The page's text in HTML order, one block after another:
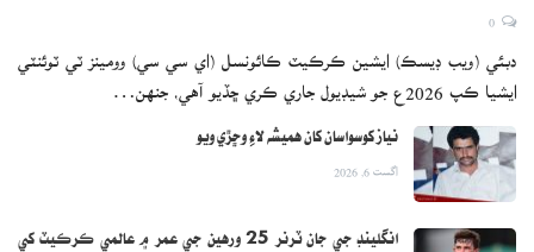
دبئي (ويب ڊيسڪ) ايشين ڪرڪيٽ ڪائونسل (اي سي سي) وومينز ٽي ٽوئنٽي
ايشيا ڪپ 2026ع جو شيڊيول جاري ڪري ڇڏيو آهي، جنهن…
نياز کوسواسان کان هميشه لاءِ وڇڙي ويو
اگست 6, 2026
انگلينڊ جي جان ٽرنر 25 ورهين جي عمر ۾ عالمي ڪرڪيٽ کي